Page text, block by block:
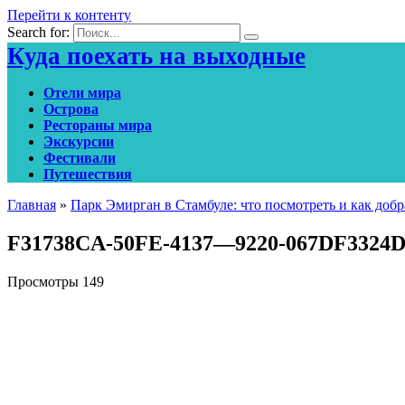
Перейти к контенту
Search for:
Куда поехать на выходные
Отели мира
Острова
Рестораны мира
Экскурсии
Фестивали
Путешествия
Главная » Парк Эмирган в Стамбуле: что посмотреть и как
F31738CA-50FE-4137—9220-
Просмотры 149